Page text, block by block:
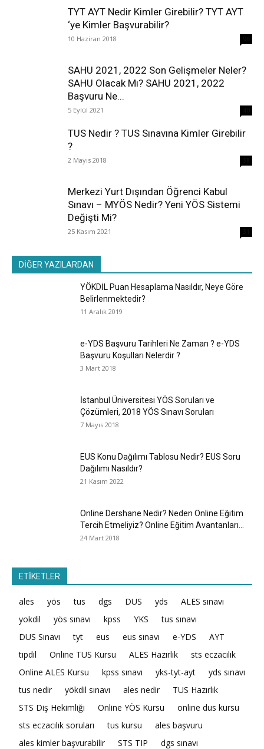
TYT AYT Nedir Kimler Girebilir? TYT AYT
‘ye Kimler Başvurabilir?
10 Haziran 2018
SAHU 2021, 2022 Son Gelişmeler Neler?
SAHU Olacak Mı? SAHU 2021, 2022
Başvuru Ne...
5 Eylül 2021
TUS Nedir ? TUS Sınavına Kimler Girebilir
?
2 Mayıs 2018
Merkezi Yurt Dışından Öğrenci Kabul
Sınavı – MYÖS Nedir? Yeni YÖS Sistemi
Değişti Mi?
25 Kasım 2021
DİĞER YAZILARDAN
YÖKDİL Puan Hesaplama Nasıldır, Neye Göre
Belirlenmektedir?
11 Aralık 2019
e-YDS Başvuru Tarihleri Ne Zaman ? e-YDS
Başvuru Koşulları Nelerdir ?
3 Mart 2018
İstanbul Üniversitesi YÖS Soruları ve
Çözümleri, 2018 YÖS Sınavı Soruları
7 Mayıs 2018
EUS Konu Dağılımı Tablosu Nedir? EUS Soru
Dağılımı Nasıldır?
21 Kasım 2022
Online Dershane Nedir? Neden Online Eğitim
Tercih Etmeliyiz? Online Eğitim Avantanları...
24 Mart 2018
ETİKETLER
ales yös tus dgs DUS yds
ALES sınavı
yokdil
yös sınavı kpss YKS
tus sınavı
DUS Sınavı
tyt eus eus sınavı e-YDS
AYT
tıpdil
Online TUS Kursu ALES Hazırlık
sts eczacılık
Online ALES Kursu
kpss sınavı yks-tyt-ayt
yds sınavı
tus nedir
yökdil sınavı ales nedir
TUS Hazırlık
STS Diş Hekimliği
Online YÖS Kursu
online dus kursu
sts eczacılık soruları
tus kursu
ales başvuru
ales kimler başvurabilir
STS TIP
dgs sınavı